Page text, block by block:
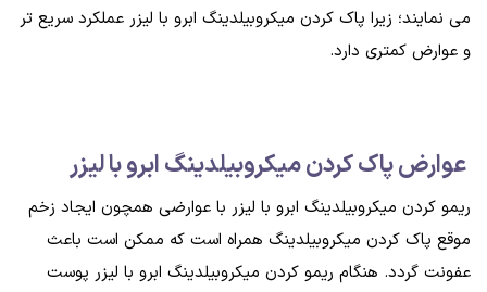
می نمایند؛ زیرا پاک کردن میکروبیلدینگ ابرو با لیزر عملکرد سریع تر
و عوارض کمتری دارد.
عوارض پاک کردن میکروبیلدینگ ابرو با لیزر
ریمو کردن میکروبیلدینگ ابرو با لیزر با عوارضی همچون ایجاد زخم
موقع پاک کردن میکروبیلدینگ همراه است که ممکن است باعث
عفونت گردد. هنگام ریمو کردن میکروبیلدینگ ابرو با لیزر پوست